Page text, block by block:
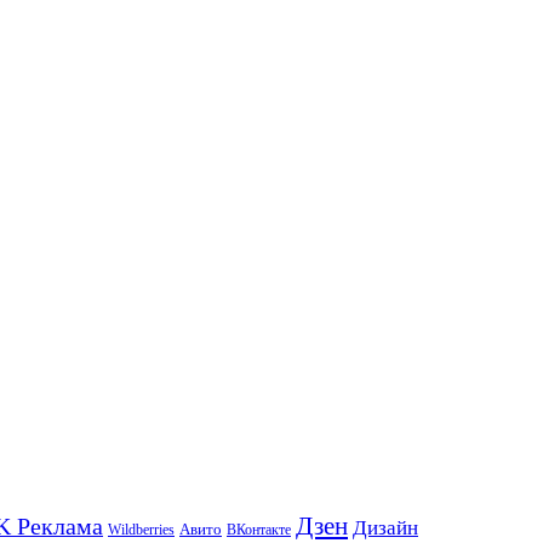
Реклама Wildberries Авито ВКонтакте Дзен Дизайн